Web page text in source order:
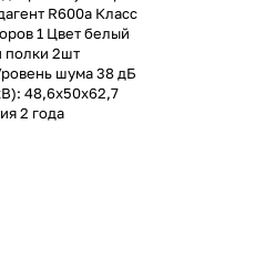
R600a Класс
1 Цвет белый
полки 2шт
шума 38 дБ
48,6х50х62,7
2 года